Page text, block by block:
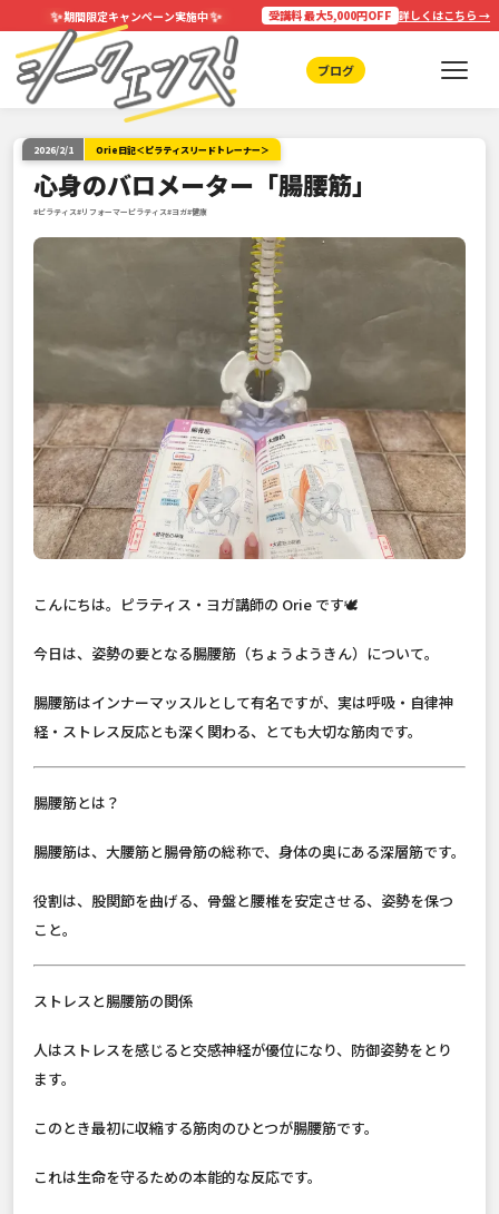
✨期間限定キャンペーン実施中✨ 受講料 最大5,000円OFF 詳しくはこちら →
ブログ
2026/2/1 Orie日記＜ピラティスリードトレーナー＞
心身のバロメーター「腸腰筋」
#ピラティス#リフォーマーピラティス#ヨガ#健康
こんにちは。ピラティス・ヨガ講師の Orie です🕊️
今日は、姿勢の要となる腸腰筋（ちょうようきん）について。
腸腰筋はインナーマッスルとして有名ですが、実は呼吸・自律神
経・ストレス反応とも深く関わる、とても大切な筋肉です。
腸腰筋とは？
腸腰筋は、大腰筋と腸骨筋の総称で、身体の奥にある深層筋です。
役割は、股関節を曲げる、骨盤と腰椎を安定させる、姿勢を保つ
こと。
ストレスと腸腰筋の関係
人はストレスを感じると交感神経が優位になり、防御姿勢をとり
ます。
このとき最初に収縮する筋肉のひとつが腸腰筋です。
これは生命を守るための本能的な反応です。